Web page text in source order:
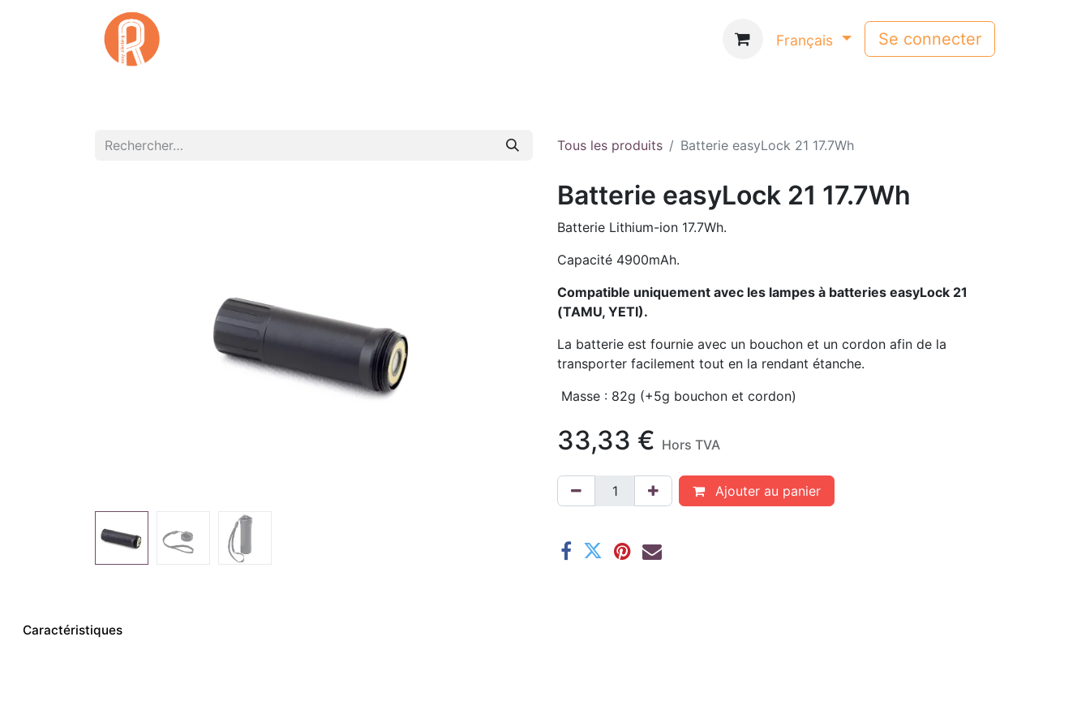
Français Se connecter
Tous les produits Batterie easyLock 21 17.7Wh
Batterie easyLock 21 17.7Wh
Batterie Lithium-ion 17.7Wh.
Capacité 4900mAh.
Compatible uniquement avec les lampes à batteries easyLock 21
(TAMU, YETI).
La batterie est fournie avec un bouchon et un cordon afin de la
transporter facilement tout en la rendant étanche.
Masse : 82g (+5g bouchon et cordon)
33,33 € Hors TVA
Ajouter au panier
Caractéristiques